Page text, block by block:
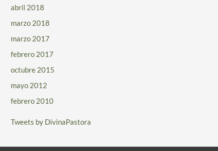
abril 2018
marzo 2018
marzo 2017
febrero 2017
octubre 2015
mayo 2012
febrero 2010
Tweets by DivinaPastora